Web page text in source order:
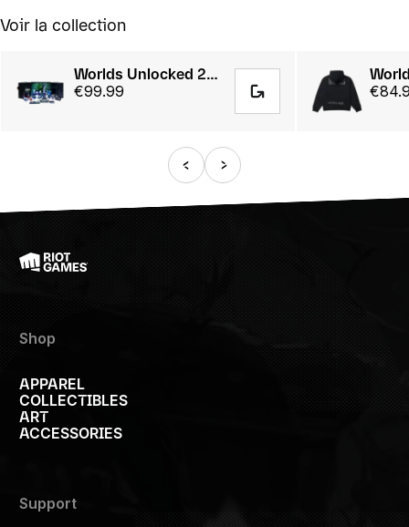
Voir la collection
Worlds Unlocked 2025 Collector's Edition Presented by Opera GX
€99.99
Shop
APPAREL
COLLECTIBLES
ART
ACCESSORIES
Support